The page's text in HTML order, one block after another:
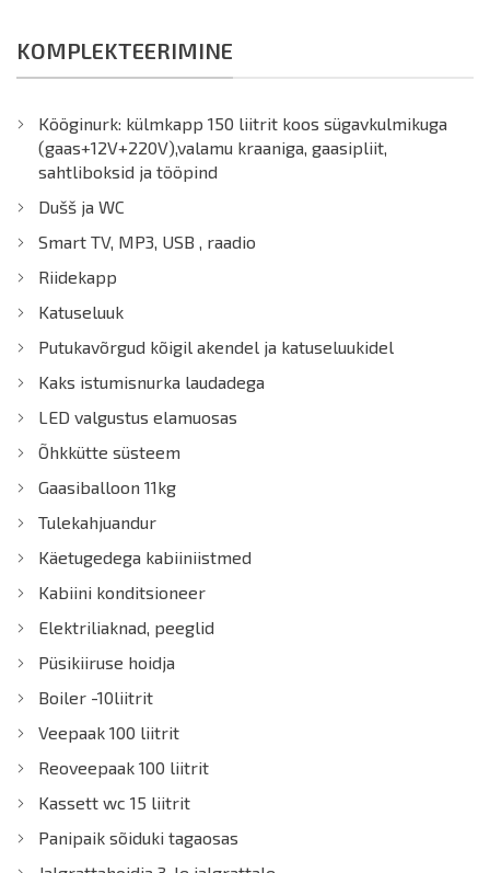
KOMPLEKTEERIMINE
Kööginurk: külmkapp 150 liitrit koos sügavkulmikuga
(gaas+12V+220V),valamu kraaniga, gaasipliit,
sahtliboksid ja tööpind
Dušš ja WC
Smart TV, MP3, USB , raadio
Riidekapp
Katuseluuk
Putukavõrgud kõigil akendel ja katuseluukidel
Kaks istumisnurka laudadega
LED valgustus elamuosas
Õhkkütte süsteem
Gaasiballoon 11kg
Tulekahjuandur
Käetugedega kabiiniistmed
Kabiini konditsioneer
Elektriliaknad, peeglid
Püsikiiruse hoidja
Boiler -10liitrit
Veepaak 100 liitrit
Reoveepaak 100 liitrit
Kassett wc 15 liitrit
Panipaik sõiduki tagaosas